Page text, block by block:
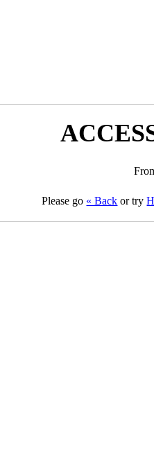
Please go « Back or try